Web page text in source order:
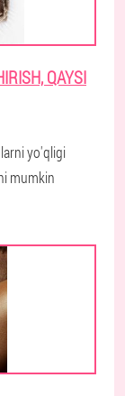
QAYSI
yo'qligi
mumkin